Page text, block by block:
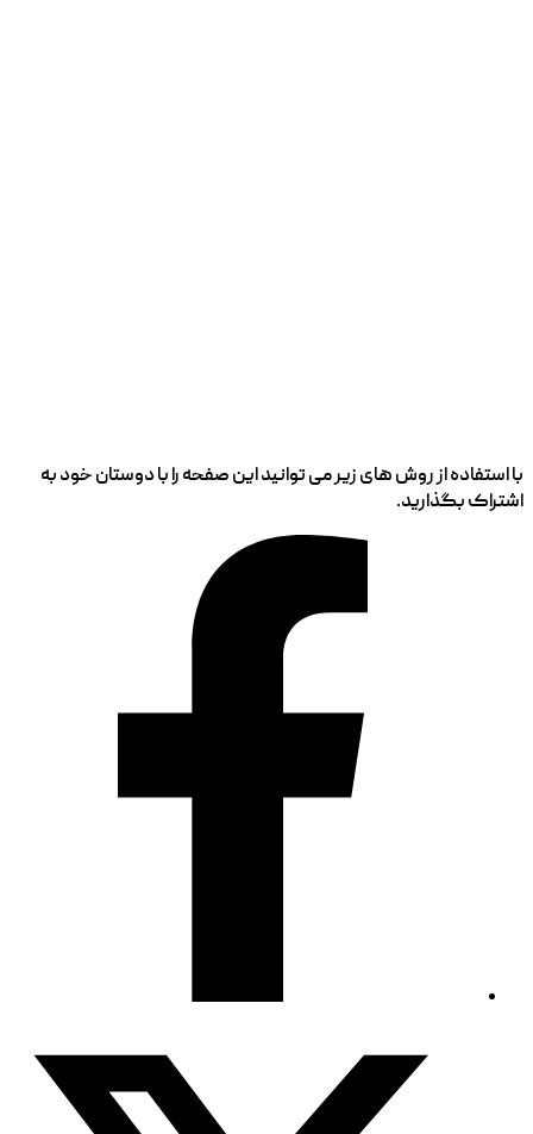
با استفاده از روش های زیر می توانید این صفحه را با دوستان خود به
اشتراک بگذارید.